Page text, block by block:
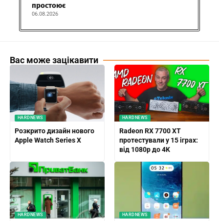
простоює
06.08.2026
Вас може зацікавити
HARDNEWS
Розкрито дизайн нового
Apple Watch Series X
HARDNEWS
Radeon RX 7700 XT
протестували у 15 іграх:
від 1080p до 4K
HARDNEWS HARDNEWS